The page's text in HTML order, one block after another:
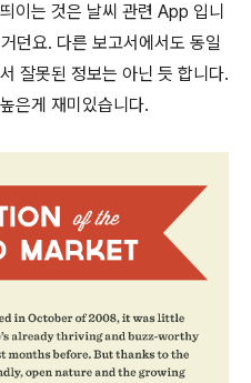
이는 것은 날씨 관련 App 입니
던요. 다른 보고서에서도 동일
잘못된 정보는 아닌 듯 합니다.
은게 재미있습니다.